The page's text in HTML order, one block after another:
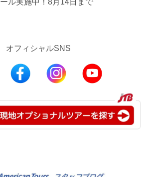
ール実施中！8月14日まで
オフィシャルSNS